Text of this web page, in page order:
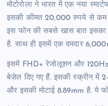
मोटोरोला ने भारत में एक नया
इसकी कीमत 20,000 रुपये से कम
इस फोन की सबसे खास बात इसका
है. साथ ही इसमें एक दमदार
इसमें FHD+ रेजोलूशन और 120Hz
बेज़ेल दिए गए हैं. इसकी स्क्रीन में
और इसकी मोटाई 8.89mm है. ये